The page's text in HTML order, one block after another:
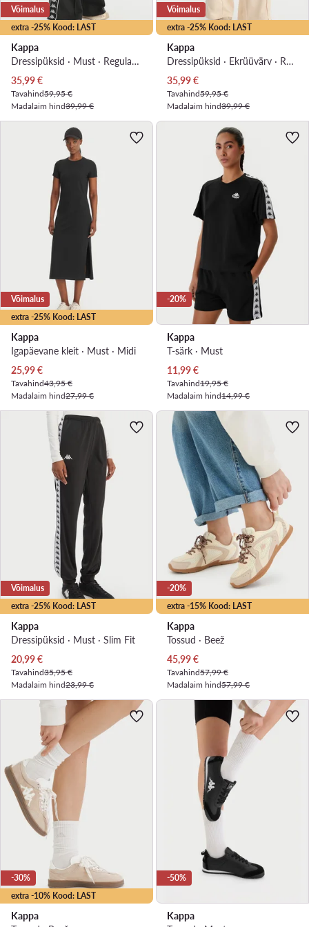
extra -25% Kood: LAST
Võimalus
Kappa
Dressipüksid · Must · Regular Fit
Praegune hind
35,99€
Tavahind59,95 €
Madalaim hind39,99 €
extra -25% Kood: LAST
Võimalus
Kappa
Dressipüksid · Ekrüüvärv · Regular Fit
Praegune hind
35,99€
Tavahind59,95 €
Madalaim hind39,99 €
extra -25% Kood: LAST
Võimalus
Kappa
Igapäevane kleit · Must · Midi
Praegune hind
25,99€
Tavahind43,95 €
Madalaim hind27,99 €
-20%
Kappa
T-särk · Must
Praegune hind
11,99€
Tavahind19,95 €
Madalaim hind14,99 €
extra -25% Kood: LAST
Võimalus
Kappa
Dressipüksid · Must · Slim Fit
Praegune hind
20,99€
Tavahind35,95 €
Madalaim hind23,99 €
extra -15% Kood: LAST
-20%
Kappa
Tossud · Beež
Praegune hind
45,99€
Tavahind57,99 €
Madalaim hind57,99 €
extra -10% Kood: LAST
-30%
Kappa
-50%
Kappa